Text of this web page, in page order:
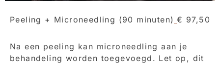
Peeling + Microneedling (90 minuten) € 97,50
Na een peeling kan microneedling aan je
behandeling worden toegevoegd. Let op, dit